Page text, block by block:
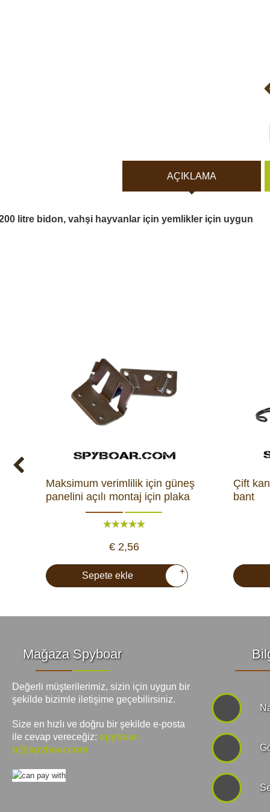
Vücut Kameraları ve
Güneş panelleri ve şarj
Spor ve akıllı Saatleri
Araç İçi Kamera
Hediyelik
AÇIKLAMA
litre bidon, vahşi hayvanlar için yemlikler için uygun
Maksimum verimlilik için güneş
panelini açılı montaj için plaka
€ 2,56
Sepete ekle +
Çift
bant
Mağaza Spyboar
Değerli müşterilerimiz, sizin için uygun bir
şekilde bizimle iletişime geçebilirsiniz.
Size en hızlı ve doğru bir şekilde e-posta
ile cevap vereceğiz: spyboar-
tr@spyboar.com